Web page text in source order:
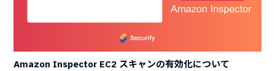
Amazon Inspector EC2 スキャンの有効化について